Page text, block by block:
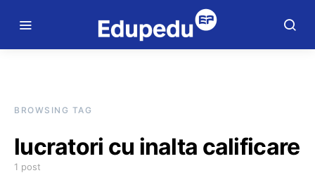
BROWSING TAG
lucratori cu inalta calificare
1 post